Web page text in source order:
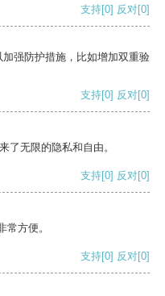
支持[0] 反对[0]
强防护措施，比如增加双重验
支持[0] 反对[0]
了无限的隐私和自由。
支持[0] 反对[0]
方便。
支持[0] 反对[0]